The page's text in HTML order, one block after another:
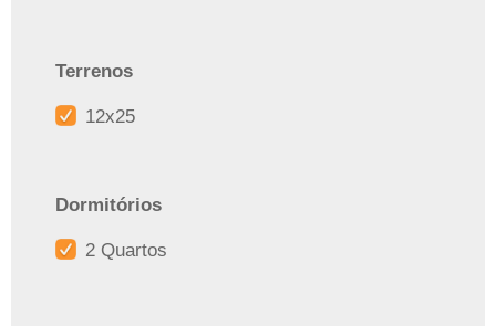
Terrenos
12x25
Dormitórios
2 Quartos